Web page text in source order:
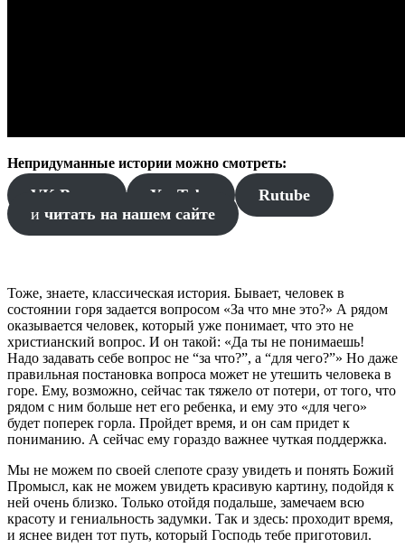
Непридуманные истории можно смотреть:
VK Видео YouTube
Rutube
и читать на нашем сайте
Тоже, знаете, классическая история. Бывает, человек в
состоянии горя задается вопросом «За что мне это?» А рядом
оказывается человек, который уже понимает, что это не
христианский вопрос. И он такой: «Да ты не понимаешь!
Надо задавать себе вопрос не “за что?”, а “для чего?”» Но даже
правильная постановка вопроса может не утешить человека в
горе. Ему, возможно, сейчас так тяжело от потери, от того, что
рядом с ним больше нет его ребенка, и ему это «для чего»
будет поперек горла. Пройдет время, и он сам придет к
пониманию. А сейчас ему гораздо важнее чуткая поддержка.
Мы не можем по своей слепоте сразу увидеть и понять Божий
Промысл, как не можем увидеть красивую картину, подойдя к
ней очень близко. Только отойдя подальше, замечаем всю
красоту и гениальность задумки. Так и здесь: проходит время,
и яснее виден тот путь, который Господь тебе приготовил.